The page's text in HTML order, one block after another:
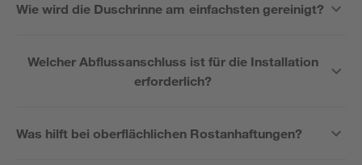
Wie wird die Duschrinne am einfachsten gereinigt?
Welcher Abflussanschluss ist für die Installation
erforderlich?
Was hilft bei oberflächlichen Rostanhaftungen?